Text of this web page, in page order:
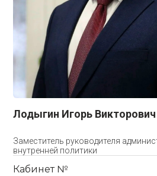
Лодыгин Игорь Викторович
Заместитель руководителя
внутренней политики
Кабинет №